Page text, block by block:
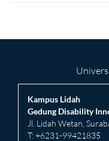
Kampus Lidah
Gedung Disability
Jl. Lidah Wetan,
T: +6231-99421835